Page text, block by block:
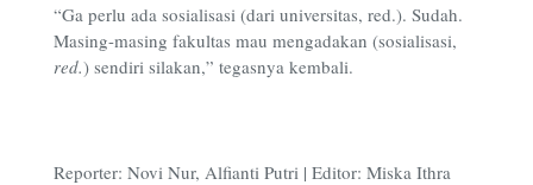
“Ga perlu ada sosialisasi (dari universitas, red.). Sudah.
Masing-masing fakultas mau mengadakan (sosialisasi,
red.) sendiri silakan,” tegasnya kembali.
Reporter: Novi Nur, Alfianti Putri | Editor: Miska Ithra